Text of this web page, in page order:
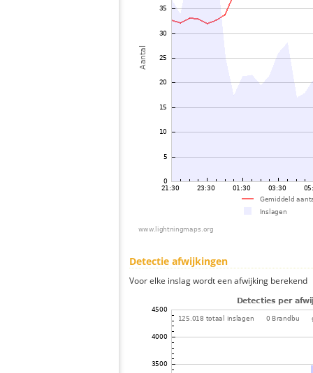
Detectie afwijkingen
Voor elke inslag wordt een afwijking berekend